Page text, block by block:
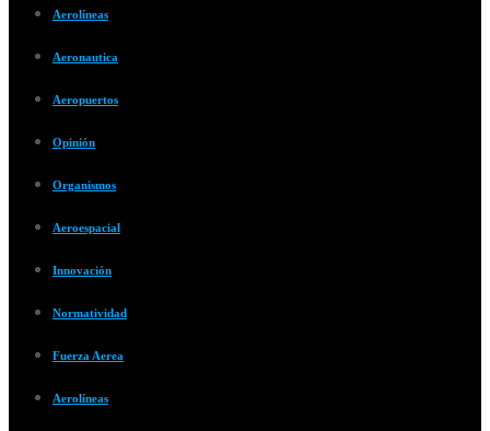
Aerolíneas
Aeronautica
Aeropuertos
Opinión
Organismos
Aeroespacial
Innovación
Normatividad
Fuerza Aerea
Aerolíneas